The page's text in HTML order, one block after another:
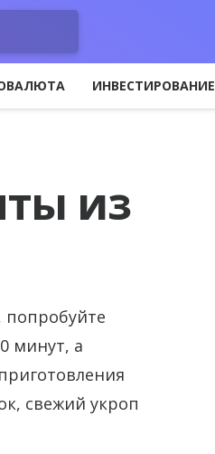
ИНВЕСТИРОВАНИЕ
из
попробуйте
минут, а
свежий укроп